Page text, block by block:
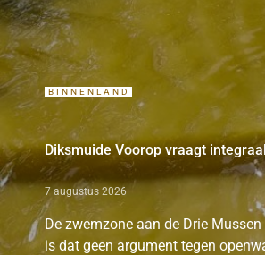
BINNENLAND
Diksmuide Voorop vraagt
7 augustus 2026
De zwemzone aan de Drie
is dat geen argument tegen